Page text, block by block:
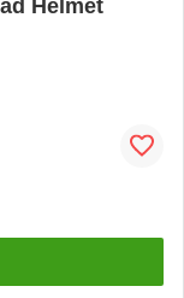
Helmet